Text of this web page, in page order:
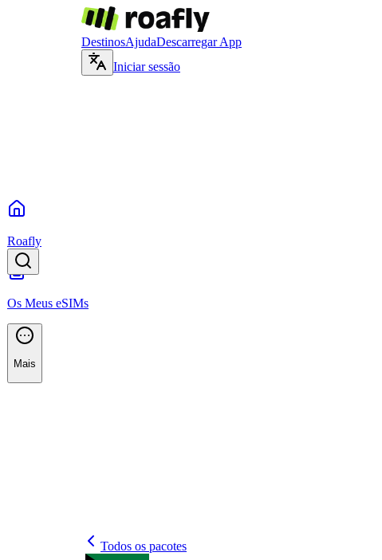
DestinosAjudaDescarregar App
Iniciar sessão
Roafly
Os Meus eSIMs
Mais
Todos os pacotes